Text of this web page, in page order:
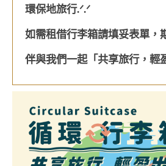
環保地旅行.ᐟ.ᐟ
如需租借行李箱請填妥表單，
伴與我們一起「共享旅行，輕